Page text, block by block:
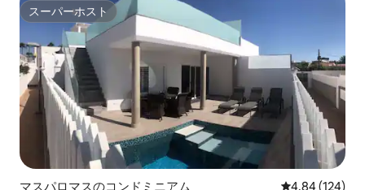
スーパーホスト
スーパーホスト
マスパロマスのコンドミニアム レビュー124
4.84 (124)